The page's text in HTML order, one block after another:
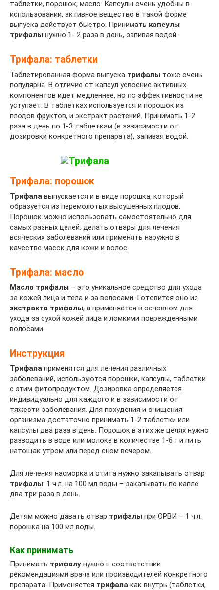
таблетки, порошок, масло. Капсулы очень удобны в
использовании, активное вещество в такой форме
выпуска действует быстро. Принимать капсулы
трифалы нужно 1- 2 раза в день, запивая водой.
Трифала: таблетки
Таблетированная форма выпуска трифалы тоже очень
популярна. В отличие от капсул усвоение активных
компонентов идет медленнее, но по эффективности не
уступает. В таблетках используется и порошок из
плодов фруктов, и экстракт растений. Принимать 1-2
раза в день по 1-3 таблеткам (в зависимости от
дозировки конкретного препарата), запивая водой.
Трифала: порошок
Трифала выпускается и в виде порошка, который
образуется из перемолотых высушенных плодов.
Порошок можно использовать самостоятельно для
самых разных целей: делать отвары для лечения
всяческих заболеваний или применять наружно в
качестве масок для кожи и волос.
Трифала: масло
Масло трифалы – это уникальное средство для ухода
за кожей лица и тела и за волосами. Готовится оно из
экстракта трифалы, а применяется в основном для
ухода за сухой кожей лица и ломкими поврежденными
волосами.
Инструкция
Трифала применятся для лечения различных
заболеваний, используются порошки, капсулы, таблетки
с этим фитопродуктом. Дозировка определяется
индивидуально для каждого и в зависимости от
тяжести заболевания. Для похудения и очищения
организма достаточно принимать 1-2 таблетки или
капсулы два раза в день. Порошок в этих же целях нужно
разводить в воде или молоке в количестве 1-6 г и пить
натощак утром или перед сном вечером.
Для лечения насморка и отита нужно закапывать отвар
трифалы: 1 ч.л. на 100 мл воды – закапывать по капле
два три раза в день.
Детям можно давать отвар трифалы при ОРВИ – 1 ч.л.
порошка на 100 мл воды.
Как принимать
Принимать трифалу нужно в соответствии
рекомендациями врача или производителей конкретного
препарата. Применяется трифала как внутрь (таблетки,